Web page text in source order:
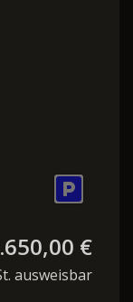
€
ausweisbar